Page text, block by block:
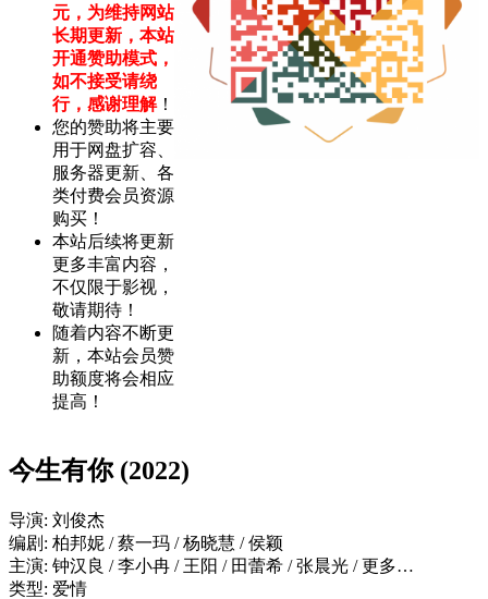
元，为维持网站
长期更新，本站
开通赞助模式，
如不接受请绕
行，感谢理解！
您的赞助将主要
用于网盘扩容、
服务器更新、各
类付费会员资源
购买！
本站后续将更新
更多丰富内容，
不仅限于影视，
敬请期待！
随着内容不断更
新，本站会员赞
助额度将会相应
提高！
今生有你 (2022)
导演: 刘俊杰
编剧: 柏邦妮 / 蔡一玛 / 杨晓慧 / 侯颖
主演: 钟汉良 / 李小冉 / 王阳 / 田蕾希 / 张晨光 / 更多…
类型: 爱情